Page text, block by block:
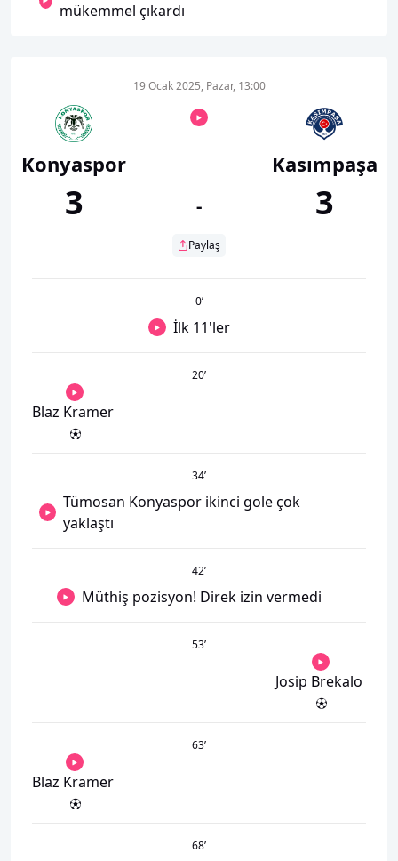
mükemmel çıkardı
Konyaspor
3
19 Ocak 2025, Pazar, 13:00
-
Paylaş
Kasımpaşa
3
0’
İlk 11'ler
20’
Blaz Kramer
34’
Tümosan Konyaspor ikinci gole çok
yaklaştı
42’
Müthiş pozisyon! Direk izin vermedi
53’
Josip Brekalo
63’
Blaz Kramer
68’